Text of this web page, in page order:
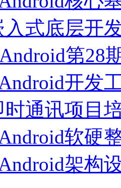
入式底层开
第28
开发
时通讯项目
软硬
架构